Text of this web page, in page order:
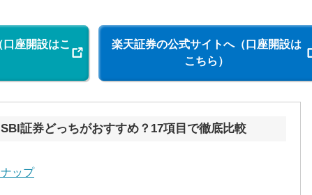
座開設はこ
楽天証券の公式サイトへ（口座開設は
こちら）
証券どっちがおすすめ？17項目で徹底比較
ップ